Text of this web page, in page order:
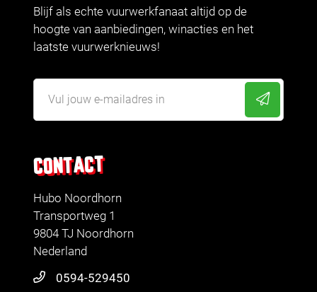
CONTACT
Hubo Noordhorn
Transportweg 1
9804 TJ Noordhorn
Nederland
0594-529450
Blijf als echte vuurwerkfanaat altijd op de
hoogte van aanbiedingen, winacties en het
laatste vuurwerknieuws!